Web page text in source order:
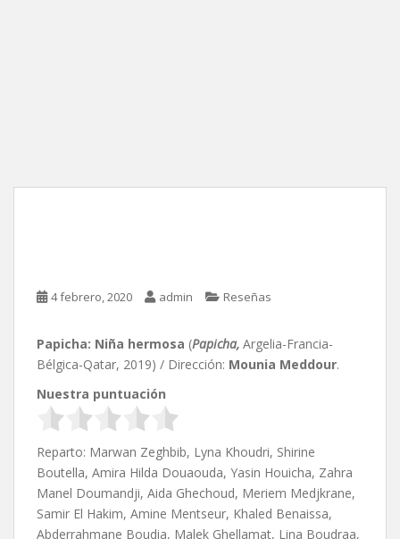
4 febrero, 2020 admin Reseñas
Papicha: Niña hermosa (Papicha, Argelia-Francia-
Bélgica-Qatar, 2019) / Dirección: Mounia Meddour.
Nuestra puntuación
Reparto: Marwan Zeghbib, Lyna Khoudri, Shirine
Boutella, Amira Hilda Douaouda, Yasin Houicha, Zahra
Manel Doumandji, Aida Ghechoud, Meriem Medjkrane,
Samir El Hakim, Amine Mentseur, Khaled Benaissa,
Abderrahmane Boudia, Malek Ghellamat, Lina Boudraa,